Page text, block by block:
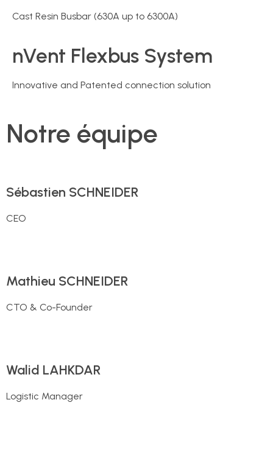
Cast Resin Busbar (630A up to 6300A)
nVent Flexbus System
Innovative and Patented connection solution
Notre équipe
Sébastien SCHNEIDER
CEO
Mathieu SCHNEIDER
CTO & Co-Founder
Walid LAHKDAR
Logistic Manager